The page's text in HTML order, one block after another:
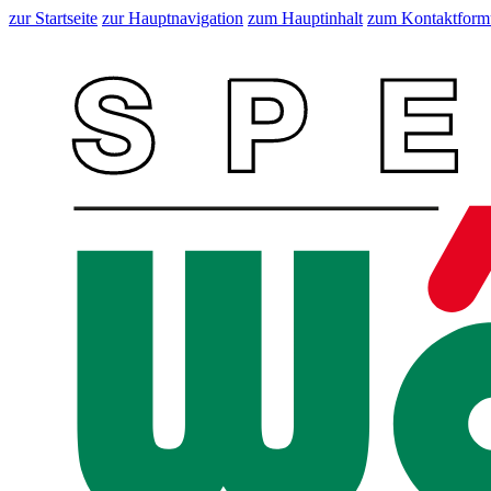
zur Startseite zur Hauptnavigation zum Hauptinhalt zum